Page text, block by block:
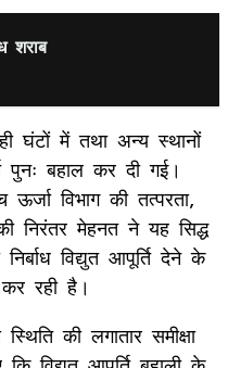
घंटों में तथा अन्य स्थानों
बहाल कर दी गई।
विभाग की तत्परता,
निरंतर मेहनत ने यह सिद्ध
विद्युत आपूर्ति देने के
रही है।
की लगातार समीक्षा